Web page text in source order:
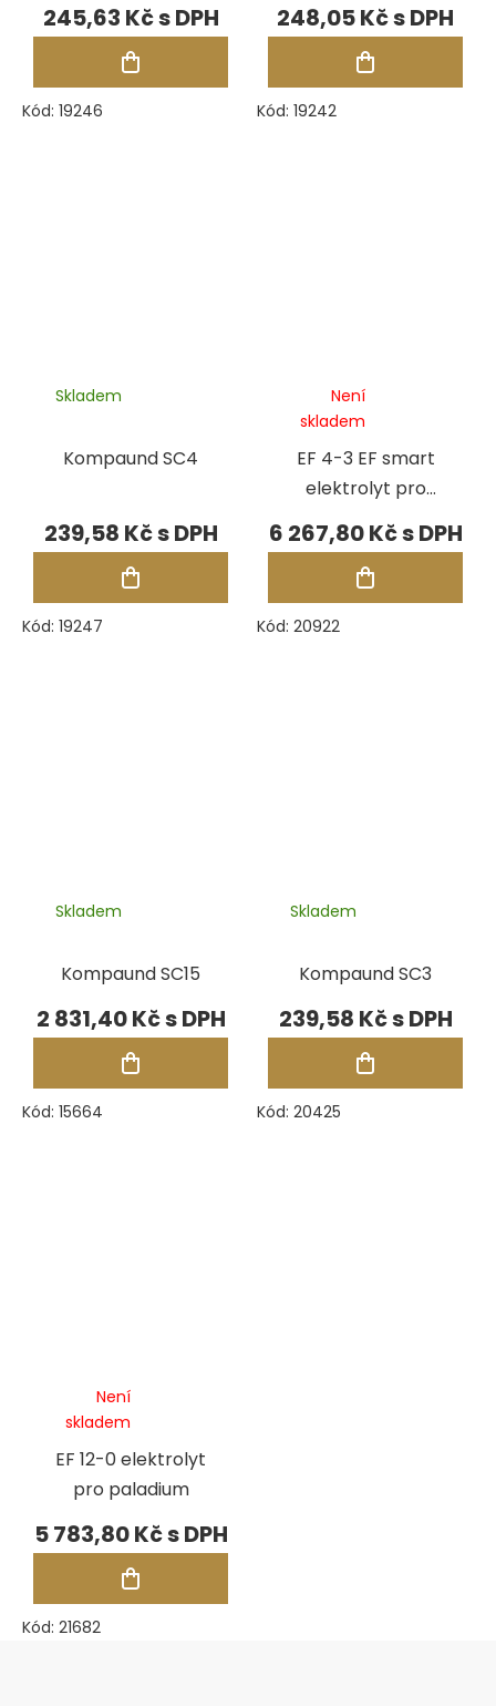
245,63 Kč
Kód: 19246
248,05 Kč
Kód: 19242
Kompaund SC4
Skladem
239,58 Kč
Kód: 19247
EF 4-3 EF smart
elektrolyt pro
stříbro, měď
Není
skladem
6 267,80 Kč
Kód: 20922
Kompaund SC15
Skladem
2 831,40 Kč
Kód: 15664
Kompaund SC3
Skladem
239,58 Kč
Kód: 20425
EF 12-0 elektrolyt
pro paladium
Není
skladem
5 783,80 Kč
Kód: 21682